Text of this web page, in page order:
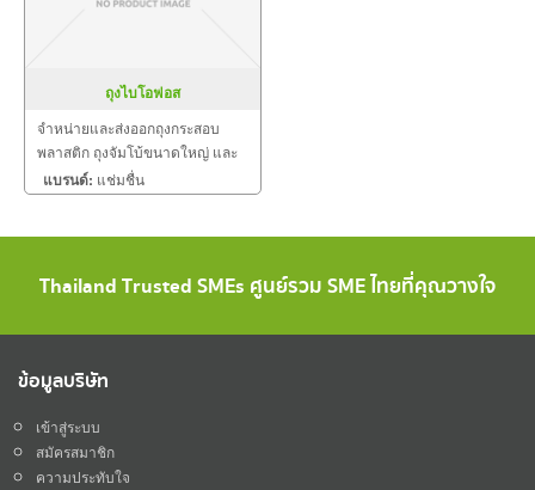
ถุงไบโอฟอส
จำหน่ายและส่งออกถุงกระสอบ
พลาสติก ถุงจัมโบ้ขนาดใหญ่ และ
ส่งออกรายใหญ่ของประเทศ
แบรนด์: แช่มชื่น
Thailand Trusted SMEs ศูนย์รวม SME ไทยที่คุณวางใจ
ข้อมูลบริษัท
เข้าสู่ระบบ
สมัครสมาชิก
ความประทับใจ